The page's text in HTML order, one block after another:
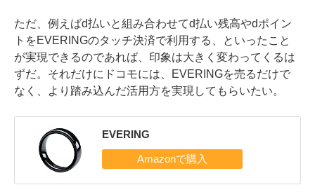
ただ、例えばd払いと組み合わせてd払い残高やdポイン
トをEVERINGのタッチ決済で利用する、といったこと
が実現できるのであれば、印象は大きく変わってくるは
ずだ。それだけにドコモには、EVERINGを売るだけで
なく、より踏み込んだ活用方を実現してもらいたい。
EVERING